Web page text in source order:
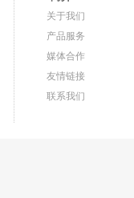
关于我们
产品服务
媒体合作
友情链接
联系我们